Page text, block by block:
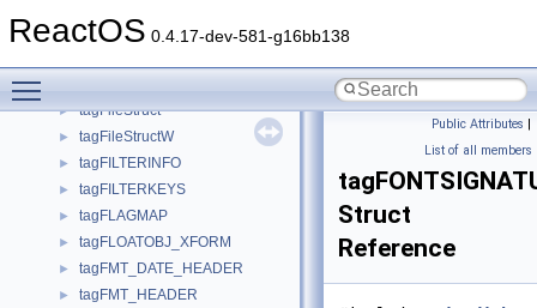
ReactOS 0.4.17-dev-581-g16bb138
► tagFD31_DATA
► tagFileStruct
► tagFileStructW
► tagFILTERINFO
► tagFILTERKEYS
► tagFLAGMAP
► tagFLOATOBJ_XFORM
► tagFMT_DATE_HEADER
► tagFMT_HEADER
Public Attributes |
List of all members
Struct
Reference